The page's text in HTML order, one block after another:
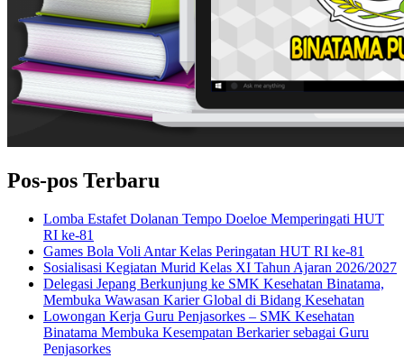
Pos-pos Terbaru
Lomba Estafet Dolanan Tempo Doeloe Memperingati HUT
RI ke-81
Games Bola Voli Antar Kelas Peringatan HUT RI ke-81
Sosialisasi Kegiatan Murid Kelas XI Tahun Ajaran 2026/2027
Delegasi Jepang Berkunjung ke SMK Kesehatan Binatama,
Membuka Wawasan Karier Global di Bidang Kesehatan
Lowongan Kerja Guru Penjasorkes – SMK Kesehatan
Binatama Membuka Kesempatan Berkarier sebagai Guru
Penjasorkes